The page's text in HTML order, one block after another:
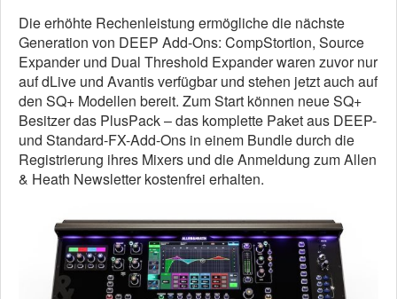
Die erhöhte Rechenleistung ermögliche die nächste
Generation von DEEP Add-Ons: CompStortion, Source
Expander und Dual Threshold Expander waren zuvor nur
auf dLive und Avantis verfügbar und stehen jetzt auch auf
den SQ+ Modellen bereit. Zum Start können neue SQ+
Besitzer das PlusPack – das komplette Paket aus DEEP-
und Standard-FX-Add-Ons in einem Bundle durch die
Registrierung ihres Mixers und die Anmeldung zum Allen
& Heath Newsletter kostenfrei erhalten.